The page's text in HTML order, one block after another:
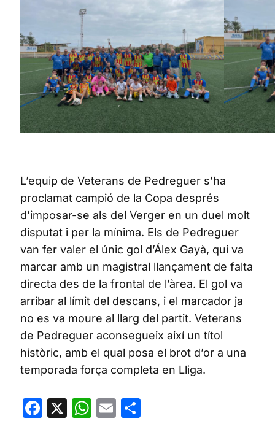
L’equip de Veterans de Pedreguer s’ha
proclamat campió de la Copa després
d’imposar-se als del Verger en un duel molt
disputat i per la mínima. Els de Pedreguer
van fer valer el únic gol d’Álex Gayà, qui va
marcar amb un magistral llançament de falta
directa des de la frontal de l’àrea. El gol va
arribar al límit del descans, i el marcador ja
no es va moure al llarg del partit. Veterans
de Pedreguer aconsegueix així un títol
històric, amb el qual posa el brot d’or a una
temporada força completa en Lliga.
Facebook
X WhatsApp
Email